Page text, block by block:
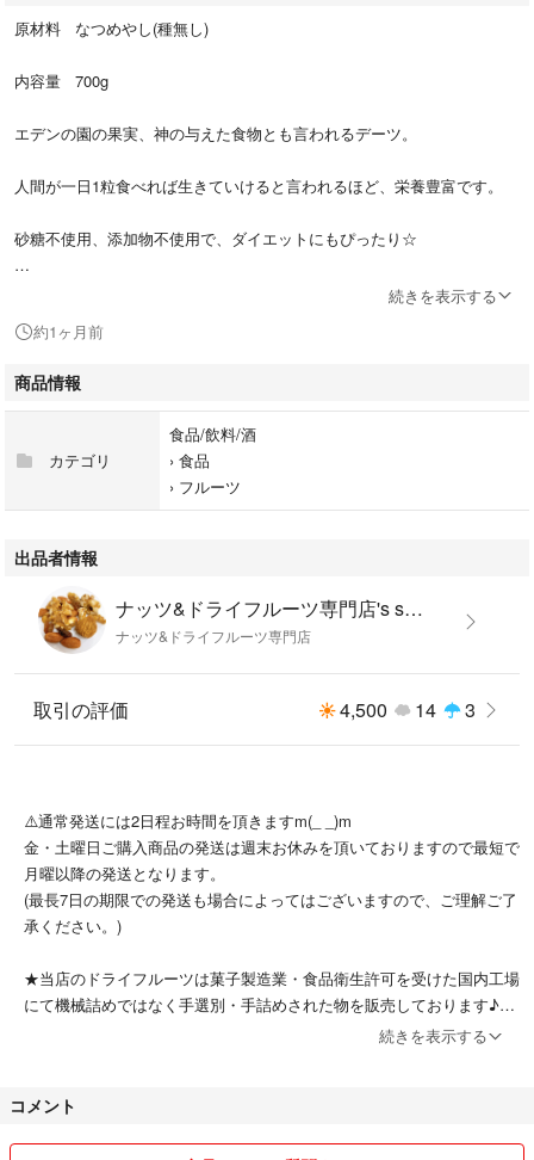
原材料 なつめやし(種無し)
内容量 700g
エデンの園の果実、神の与えた食物とも言われるデーツ。
人間が一日1粒食べれば生きていけると言われるほど、栄養豊富です。
砂糖不使用、添加物不使用で、ダイエットにもぴったり☆
ご注文いただいてから製造(袋詰め)します。
おいしさそのまますぐにお届けします☆
賞味期限 製造日から180日 発送日に製造(リパック)いたします！
ミックスナッツ とご一緒に食べて頂くの
続きを表示する
約1ヶ月前
商品情報
カテゴリ
食品/飲料/酒
› 食品
› フルーツ
出品者情報
ナッツ&ドライフルーツ専門店's shop
ナッツ&ドライフルーツ専門店
取引の評価 4,500 14 3
⚠️通常発送には2日程お時間を頂きますm(_ _)m
金・土曜日ご購入商品の発送は週末お休みを頂いておりますので最短で
月曜以降の発送となります。
(最長7日の期限での発送も場合によってはございますので、ご理解ご了
承ください。)
★当店のドライフルーツは菓子製造業・食品衛生許可を受けた国内工場
にて機械詰めではなく手選別・手詰めされた物を販売しております♪
けします♪
続きを表示する
コメント